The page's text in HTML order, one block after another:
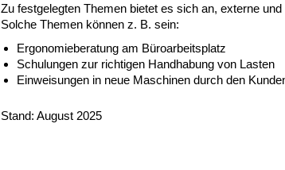
Zu festgelegten Themen bietet es sich an, externe
Solche Themen können z. B. sein:
Ergonomieberatung am Büroarbeitsplatz
Schulungen zur richtigen Handhabung von Lasten
Einweisungen in neue Maschinen durch den
Stand: August 2025